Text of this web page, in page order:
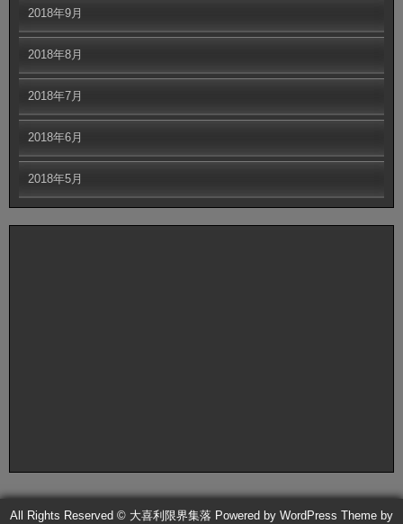
2018年9月
2018年8月
2018年7月
2018年6月
2018年5月
All Rights Reserved © 大喜利限界集落 Powered by WordPress Theme by